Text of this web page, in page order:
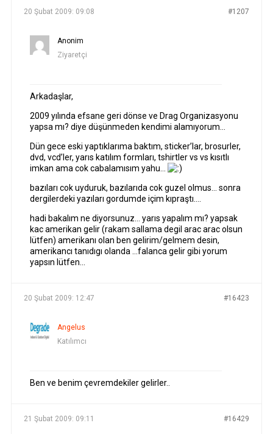
20 Şubat 2009: 09:08 #1207
Anonim
Ziyaretçi
Arkadaşlar,
2009 yılında efsane geri dönse ve Drag Organizasyonu
yapsa mı? diye düşünmeden kendimi alamıyorum…
Dün gece eski yaptıklarıma baktım, sticker’lar, brosurler,
dvd, vcd’ler, yarıs katılım formları, tshirtler vs vs kısıtlı
imkan ama cok cabalamısım yahu…
bazıları cok uyduruk, bazılarıda cok guzel olmus… sonra
dergilerdeki yazıları gordumde içim kıpraştı….
hadi bakalım ne diyorsunuz… yarıs yapalım mı? yapsak
kac amerikan gelir (rakam sallama degil arac arac olsun
lütfen) amerikanı olan ben gelirim/gelmem desin,
amerikancı tanıdıgı olanda …falanca gelir gibi yorum
yapsın lütfen…
20 Şubat 2009: 12:47 #16423
Angelus
Katılımcı
Ben ve benim çevremdekiler gelirler..
21 Şubat 2009: 09:11 #16429